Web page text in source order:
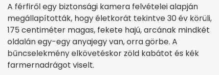
A férfiről egy biztonsági kamera felvételei alapján
megállapították, hogy életkorát tekintve 30 év körüli,
175 centiméter magas, fekete hajú, arcának mindkét
oldalán egy-egy anyajegy van, orra görbe. A
bűncselekmény elkövetéskor zöld kabátot és kék
farmernadrágot viselt.